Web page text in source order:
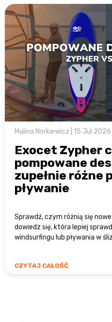
Malina Norkiewicz | 15 Jul 2026
Exocet Zypher
pompowane
zupełnie różne
pływanie
Sprawdź, czym różnią się
dowiedz się, która lepiej
windsurfingu lub pływania w
CZYTAJ CAŁOŚĆ